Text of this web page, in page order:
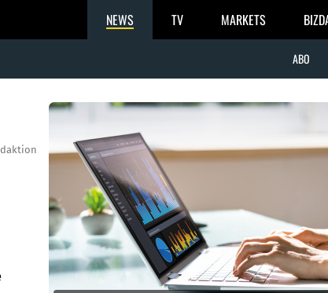
NEWS TV MARKETS
ABO